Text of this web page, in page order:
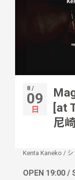
8 /
09
日
[at
尼
Kenta Kaneko /
OPEN 19:00 /